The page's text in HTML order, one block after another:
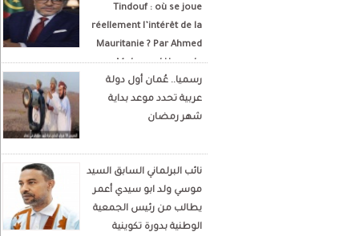
Tindouf : où se joue
réellement l’intérêt de la
Mauritanie ? Par Ahmed
Mohamed Hamada
Écrivain et analyste
politique
رسميا.. عُمان أول دولة
عربية تحدد موعد بداية
شهر رمضان
نائب البرلماني السابق السيد
موسي ولد ابو سيدي أعمر
يطالب من رئيس الجمعية
الوطنية بدورة تكوينية